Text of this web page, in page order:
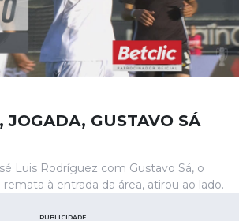
JOGADA, GUSTAVO SÁ
Luis Rodríguez com Gustavo Sá, o
à entrada da área, atirou ao lado.
PUBLICIDADE